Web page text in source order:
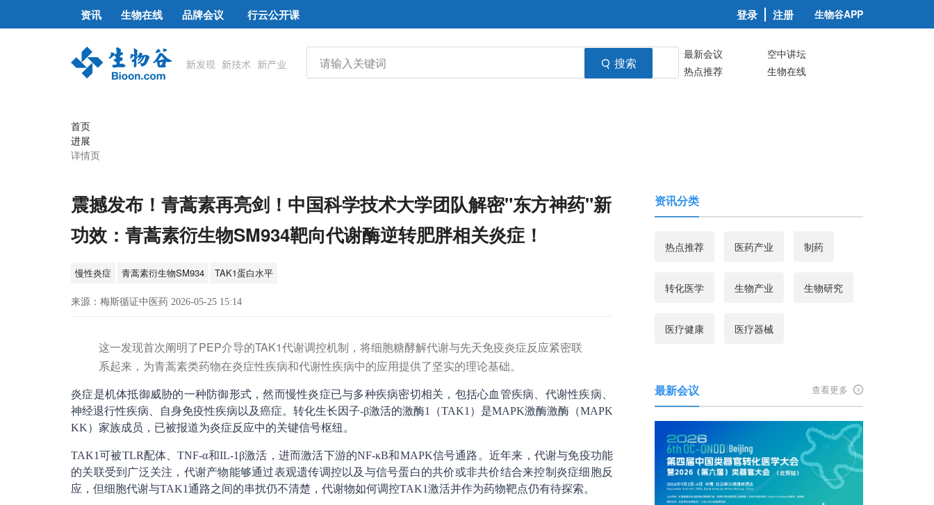
资讯 生物在线 品牌会议 行云公开课 登录 注册 生物谷APP
搜索
最新会议
空中讲坛
热点推荐
生物在线
首页
进展
详情页
震撼发布！青蒿素再亮剑！中国科学技术大学团队解密"东方神药"新
功效：青蒿素衍生物SM934靶向代谢酶逆转肥胖相关炎症！
慢性炎症 青蒿素衍生物SM934 TAK1蛋白水平
来源：梅斯循证中医药 2026-05-25 15:14
这一发现首次阐明了PEP介导的TAK1代谢调控机制，将细胞糖酵解代谢与先天免疫炎症反应紧密联
系起来，为青蒿素类药物在炎症性疾病和代谢性疾病中的应用提供了坚实的理论基础。
炎症是机体抵御威胁的一种防御形式，然而慢性炎症已与多种疾病密切相关，包括心血管疾病、代谢性疾病、
神经退行性疾病、自身免疫性疾病以及癌症。转化生长因子-β激活的激酶1（TAK1）是MAPK激酶激酶（MAPK
KK）家族成员，已被报道为炎症反应中的关键信号枢纽。
TAK1可被TLR配体、TNF-α和IL-1β激活，进而激活下游的NF-κB和MAPK信号通路。近年来，代谢与免疫功能
的关联受到广泛关注，代谢产物能够通过表观遗传调控以及与信号蛋白的共价或非共价结合来控制炎症细胞反
应，但细胞代谢与TAK1通路之间的串扰仍不清楚，代谢物如何调控TAK1激活并作为药物靶点仍有待探索。
资讯分类
热点推荐 医药产业 制药
转化医学 生物产业 生物研究
医疗健康 医疗器械
最新会议 查看更多